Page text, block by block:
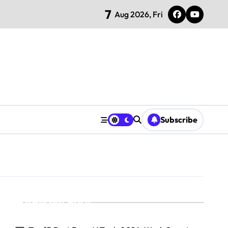
7 Aug 2026, Fri
Subscribe
Recent Posts